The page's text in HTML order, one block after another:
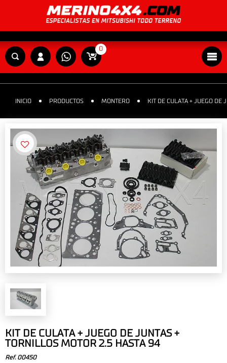
0
INICIO PRODUCTOS MONTERO KIT DE CULATA + JUEGO DE
KIT DE CULATA + JUEGO DE JUNTAS +
TORNILLOS MOTOR 2.5 HASTA 94
Ref. 00450